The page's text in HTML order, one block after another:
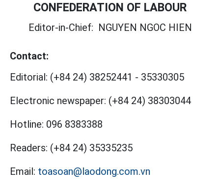
CONFEDERATION OF LABOUR
Editor-in-Chief: NGUYEN NGOC HIEN
Contact:
Editorial: (+84 24) 38252441 - 35330305
Electronic newspaper: (+84 24) 38303044
Hotline: 096 8383388
Readers: (+84 24) 35335235
Email: toasoan@laodong.com.vn